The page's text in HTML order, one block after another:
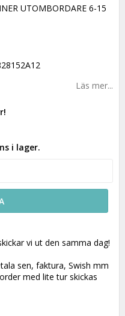
UTOMBORDARE 6-15
Läs mer...
i lager.
vi ut den samma dag!
sen, faktura, Swish mm
med lite tur skickas